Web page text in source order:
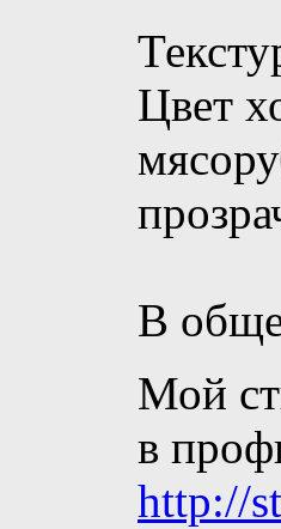
Цвет
В
Мой
в
http://